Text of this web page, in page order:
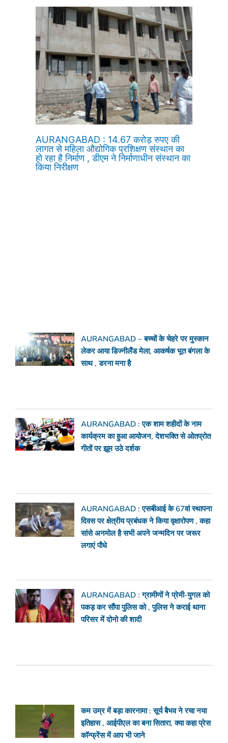
AURANGABAD : 14.67 करोड़ रुपए की
लागत से महिला औद्योगिक प्रशिक्षण संस्थान का
हो रहा है निर्माण , डीएम ने निर्माणाधीन संस्थान का
किया निरीक्षण
AURANGABAD – बच्चों के चेहरे पर मुस्कान
लेकर आया डिज्नीलैंड मेला, आकर्षक भूत बंगला के
साथ , डरना मना है
AURANGABAD : एक शाम शहीदों के नाम
कार्यक्रम का हुआ आयोजन, देशभक्ति से ओतप्रोत
गीतों पर झूम उठे दर्शक
AURANGABAD : एसबीआई के 67वां स्थापना
दिवस पर क्षेत्रीय प्रबंधक ने किया वृक्षारोपण , कहा
सांसे अनमोल है सभी अपने जन्मदिन पर जरूर
लगाएं पौधे
AURANGABAD : ग्रामीणों ने प्रेमी-युगल को
पकड़ कर सौंपा पुलिस को , पुलिस ने कराई थाना
परिसर में दोनो की शादी
कम उम्र में बड़ा कारनामा : सूर्य बैभव ने रचा नया
इतिहास , आईपीएल का बना सितारा, क्या कहा प्रेस
कॉन्फ्रेंस में आप भी जाने